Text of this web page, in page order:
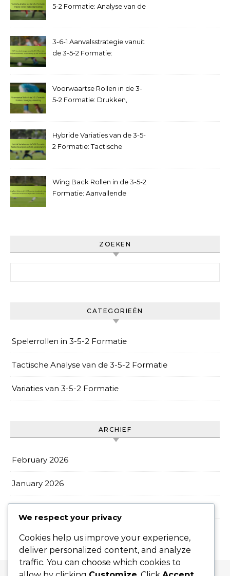
5-2 Formatie: Analyse van de
3-6-1 Aanvalsstrategie vanuit
de 3-5-2 Formatie:
middenveld
Voorwaartse Rollen in de 3-
5-2 Formatie: Drukken,
Hybride Variaties van de 3-5-
2 Formatie: Tactische
Wing Back Rollen in de 3-5-2
Formatie: Aanvallende
ZOEKEN
CATEGORIEËN
Spelerrollen in 3-5-2 Formatie
Tactische Analyse van de 3-5-2 Formatie
Variaties van 3-5-2 Formatie
ARCHIEF
February 2026
January 2026
We respect your privacy
Cookies help us improve your experience,
deliver personalized content, and analyze
traffic. You can choose which cookies to